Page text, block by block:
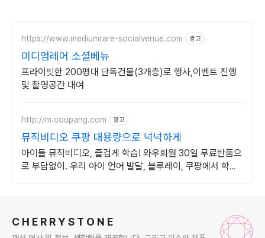
https://www.mediumrare-socialvenue.com 광고
미디엄레어 소셜베뉴
프라이빗한 200평대 단독건물(3개층)로 행사,이벤트 진행
및 촬영공간 대여
http://m.coupang.com 광고
뮤직비디오 쿠팡 대용량으로 넉넉하게
아이들 뮤직비디오, 즐겁게 학습! 와우회원 30일 무료반품으
로 부담없이. 우리 아이 언어 발달, 블루레이, 쿠팡에서 학습
C H E R R Y S T O N E